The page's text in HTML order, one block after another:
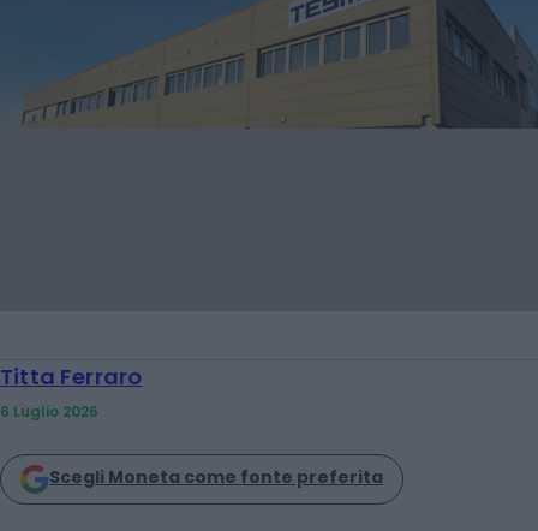
Titta Ferraro
6 Luglio 2026
Scegli Moneta come fonte preferita